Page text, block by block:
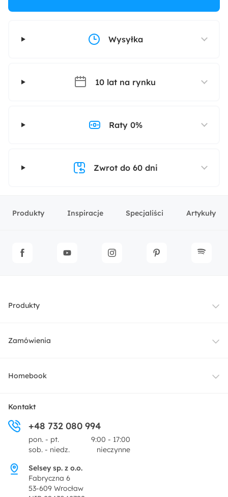
Wysyłka
10 lat na rynku
Raty 0%
Zwrot do 60 dni
Produkty Inspiracje Specjaliści Artykuły
Produkty
Meble
Dekoracje i akcesoria
Promocje
Zamówienia
Dostawa
Zwroty
Pytania i odpowiedzi
Homebook
O nas
Centrum prasowe
Regulamin
Kontakt
+48 732 080 994
pon. - pt.
9:00 - 17:00
sob. - niedz.
nieczynne
Selsey sp. z o.o.
Fabryczna 6
53-609 Wrocław